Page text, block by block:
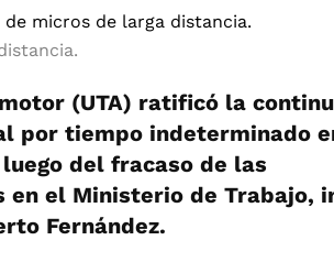
(UTA) ratificó la
por tiempo indeterminado
del fracaso de las
en el Ministerio de Trabajo,
Fernández.